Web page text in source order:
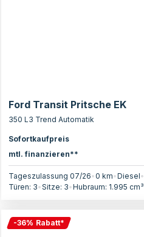
Ford Transit Pritsche EK
350 L3 Trend Automatik
Sofortkaufpreis
mtl. finanzieren**
Tageszulassung 07/26•0 km•Diesel•
Türen: 3•Sitze: 3•Hubraum: 1.995 cm³
-36% Rabatt*